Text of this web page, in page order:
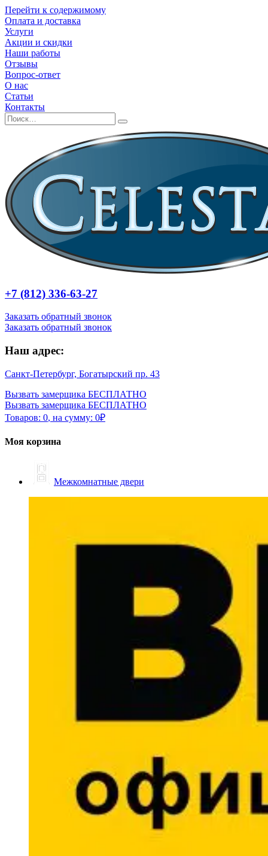
Перейти к содержимому
Оплата и доставка
Услуги
Акции и скидки
Наши работы
Отзывы
Вопрос-ответ
О нас
Статьи
Контакты
+7 (812) 336-63-27
Заказать обратный звонок
Заказать обратный звонок
Наш адрес:
Санкт-Петербург, Богатырский пр. 43
Вызвать замерщика БЕСПЛАТНО
Вызвать замерщика БЕСПЛАТНО
Товаров: 0, на сумму: 0₽
Моя корзина
Межкомнатные двери